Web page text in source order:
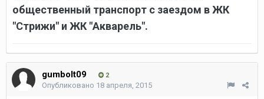
общественный транспорт с заездом в ЖК
"Стрижи" и ЖК "Акварель".
gumbolt09 2
Опубликовано 18 апреля, 2015